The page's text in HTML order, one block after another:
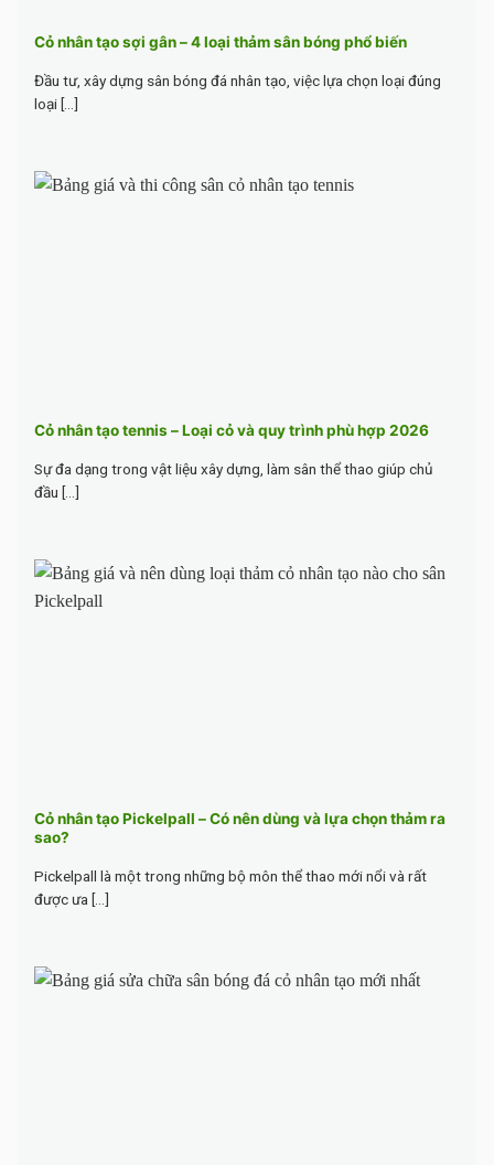
Cỏ nhân tạo sợi gân – 4 loại thảm sân bóng phổ biến
Đầu tư, xây dựng sân bóng đá nhân tạo, việc lựa chọn loại đúng
loại [...]
Cỏ nhân tạo tennis – Loại cỏ và quy trình phù hợp 2026
Sự đa dạng trong vật liệu xây dựng, làm sân thể thao giúp chủ
đầu [...]
Cỏ nhân tạo Pickelpall – Có nên dùng và lựa chọn thảm ra
sao?
Pickelpall là một trong những bộ môn thể thao mới nổi và rất
được ưa [...]